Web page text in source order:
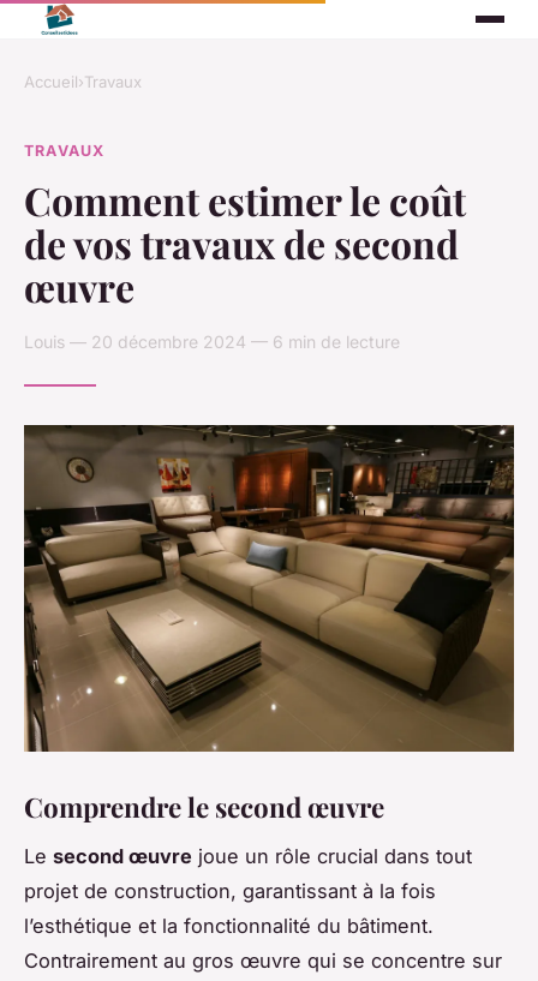
Accueil›Travaux
TRAVAUX
Comment estimer le coût
de vos travaux de second
œuvre
Louis — 20 décembre 2024 — 6 min de lecture
Comprendre le second œuvre
Le second œuvre joue un rôle crucial dans tout
projet de construction, garantissant à la fois
l’esthétique et la fonctionnalité du bâtiment.
Contrairement au gros œuvre qui se concentre sur